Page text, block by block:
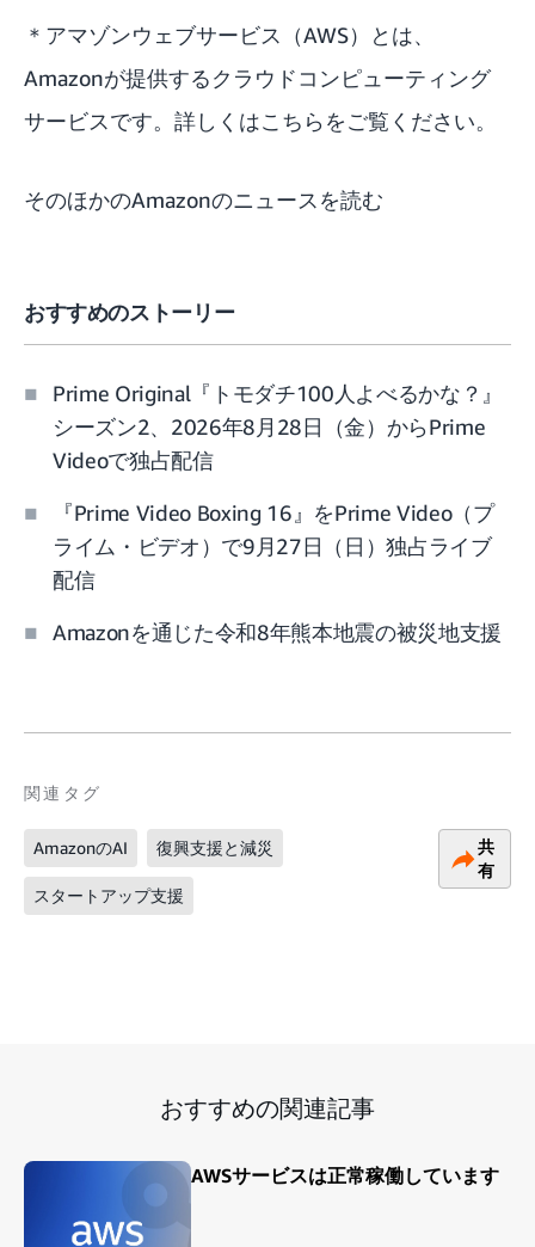
＊アマゾンウェブサービス（AWS）とは、
Amazonが提供するクラウドコンピューティング
サービスです。 詳しくはこちらをご覧ください。
そのほかのAmazonのニュースを読む
おすすめのストーリー
Prime Original『トモダチ100人よべるかな？』
シーズン2、2026年8月28日（金）からPrime
Videoで独占配信
『Prime Video Boxing 16』をPrime Video（プ
ライム・ビデオ）で9月27日（日）独占ライブ
配信
Amazonを通じた令和8年熊本地震の被災地支援
関連タグ
AmazonのAI 復興支援と減災
スタートアップ支援
共
有
おすすめの関連記事
AWSサービスは正常稼働しています